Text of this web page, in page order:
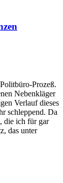
Prozeß.
Nebenkläger
Verlauf dieses
schleppend. Da
die ich für gar
das unter